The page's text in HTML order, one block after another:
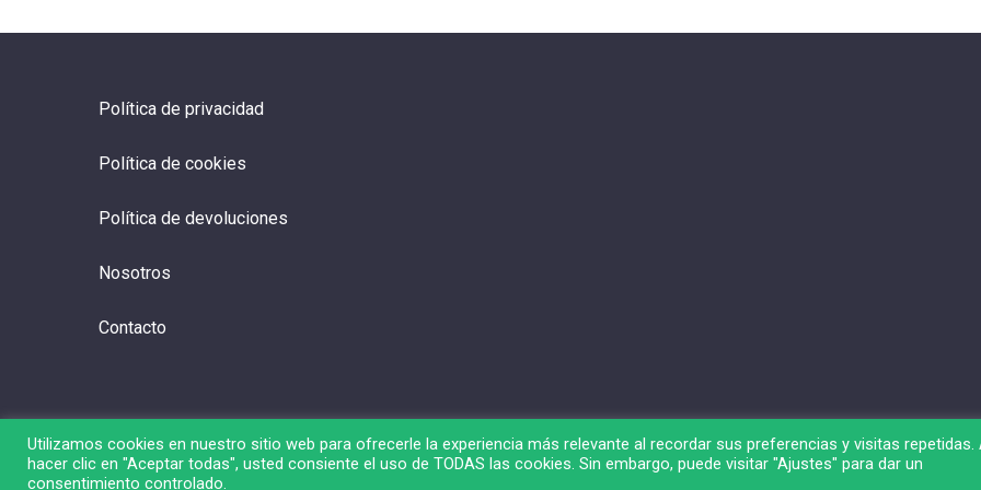
Política de privacidad
Política de cookies
Política de devoluciones
Nosotros
Contacto
© 2026 Liga de Bolsa.
Utilizamos cookies en nuestro sitio web para ofrecerle la experiencia más relevante al recordar sus preferencias y visitas repetidas.
hacer clic en "Aceptar todas", usted consiente el uso de TODAS las cookies. Sin embargo, puede visitar "Ajustes" para dar un
consentimiento controlado.